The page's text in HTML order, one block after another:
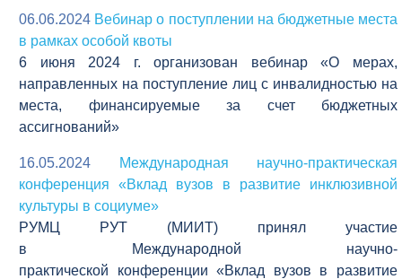
06.06.2024 Вебинар о поступлении на бюджетные места
в рамках особой квоты
6 июня 2024 г. организован вебинар «О мерах,
направленных на поступление лиц с инвалидностью на
места, финансируемые за счет бюджетных
ассигнований»
16.05.2024
Международная научно-практическая
конференция «Вклад вузов в развитие инклюзивной
культуры в социуме»
РУМЦ РУТ (МИИТ) принял участие
в Международной научно-
практической конференции «Вклад вузов в развитие